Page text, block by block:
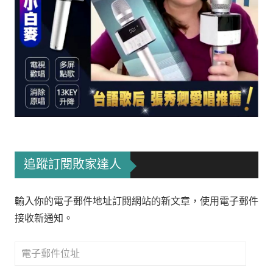
追蹤訂閱敗家達人
輸入你的電子郵件地址訂閱網站的新文章，使用電子郵件
接收新通知。
電